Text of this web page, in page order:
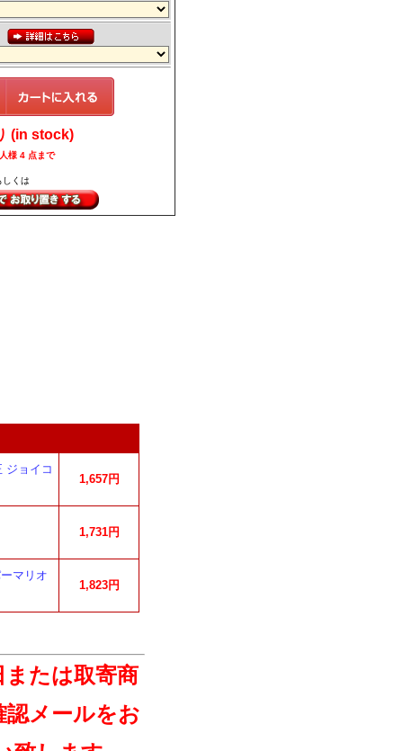
(in stock)
様 4 点まで
しくは
ジョイコ
1,657円
1,731円
マリオ
1,823円
たは取寄商
認メールをお